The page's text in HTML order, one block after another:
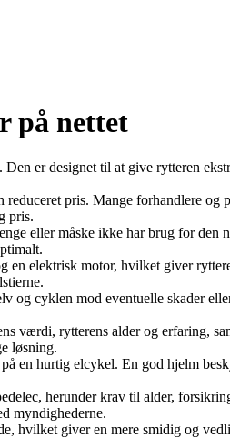
på nettet
er designet til at give rytteren
pris. Mange forhandlere
pris.
eller måske ikke har brug for
elektrisk motor, hvilket giver
og cyklen mod eventuelle skader
værdi, rytterens alder og erfaring,
løsning.
en hurtig elcykel. En god hjelm
herunder krav til alder,
myndighederne.
hvilket giver en mere smidig og